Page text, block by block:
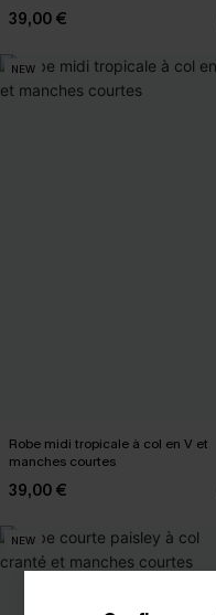
39,00 €
NEW
Robe midi tropicale à col en V et
manches courtes
39,00 €
NEW